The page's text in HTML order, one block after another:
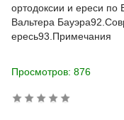
ортодоксии и ереси по
Вальтера
ересь93.Примечания
Просмотров: 876